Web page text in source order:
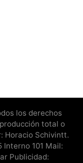
los derechos
total o
Horacio Schivintt.
101 Mail:
Publicidad: